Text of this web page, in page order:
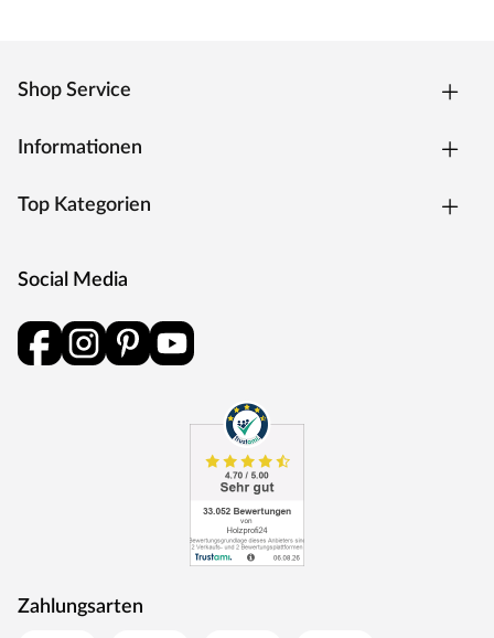
Shop Service
Informationen
Top Kategorien
Social Media
Zahlungsarten